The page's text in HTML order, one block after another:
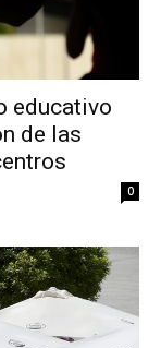
educativo
de las
0